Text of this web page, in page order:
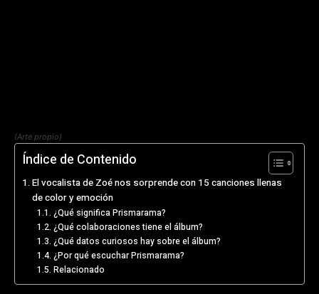
(Arte propio)
Índice de Contenido
El vocalista de Zoé nos sorprende con 15 canciones llenas
de color y emoción
¿Qué significa Prismarama?
¿Qué colaboraciones tiene el álbum?
¿Qué datos curiosos hay sobre el álbum?
¿Por qué escuchar Prismarama?
Relacionado